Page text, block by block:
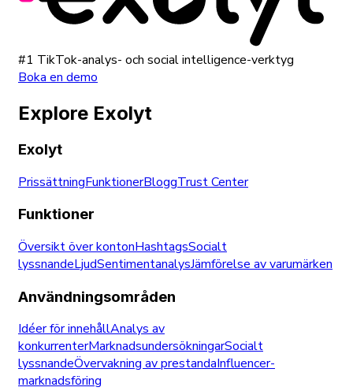
#1 TikTok-analys- och social intelligence-verktyg
Boka en demo
Explore Exolyt
Exolyt
PrissättningFunktionerBloggTrust Center
Funktioner
Översikt över kontonHashtagsSocialt
lyssnandeLjudSentimentanalysJämförelse av varumärken
Användningsområden
Idéer för innehållAnalys av
konkurrenterMarknadsundersökningarSocialt
lyssnandeÖvervakning av prestandaInfluencer-
marknadsföring